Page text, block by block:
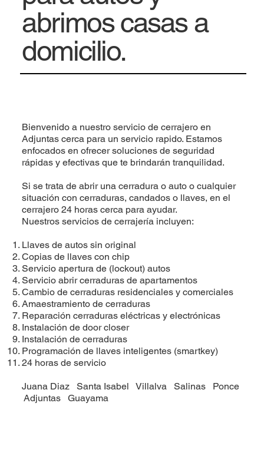
abrimos casas a
domicilio.
Bienvenido a nuestro servicio de cerrajero en
Adjuntas cerca para un servicio rapido. Estamos
enfocados en ofrecer soluciones de seguridad
rápidas y efectivas que te brindarán tranquilidad.
Si se trata de abrir una cerradura o auto o cualquier
situación con cerraduras, candados o llaves, en el
cerrajero 24 horas cerca para ayudar.​​
Nuestros servicios de cerrajería incluyen:
Llaves de autos sin original
Copias de llaves con chip
Servicio apertura de (lockout) autos
Servicio abrir cerraduras de apartamentos
Cambio de cerraduras residenciales y comerciales
Amaestramiento de cerraduras
Reparación cerraduras eléctricas y electrónicas
Instalación de door closer
Instalación de cerraduras
​Programación de llaves inteligentes (smartkey)
24 horas de servicio
Juana Diaz Santa Isabel Villalva Salinas
Ponce
Adjuntas
Guayama